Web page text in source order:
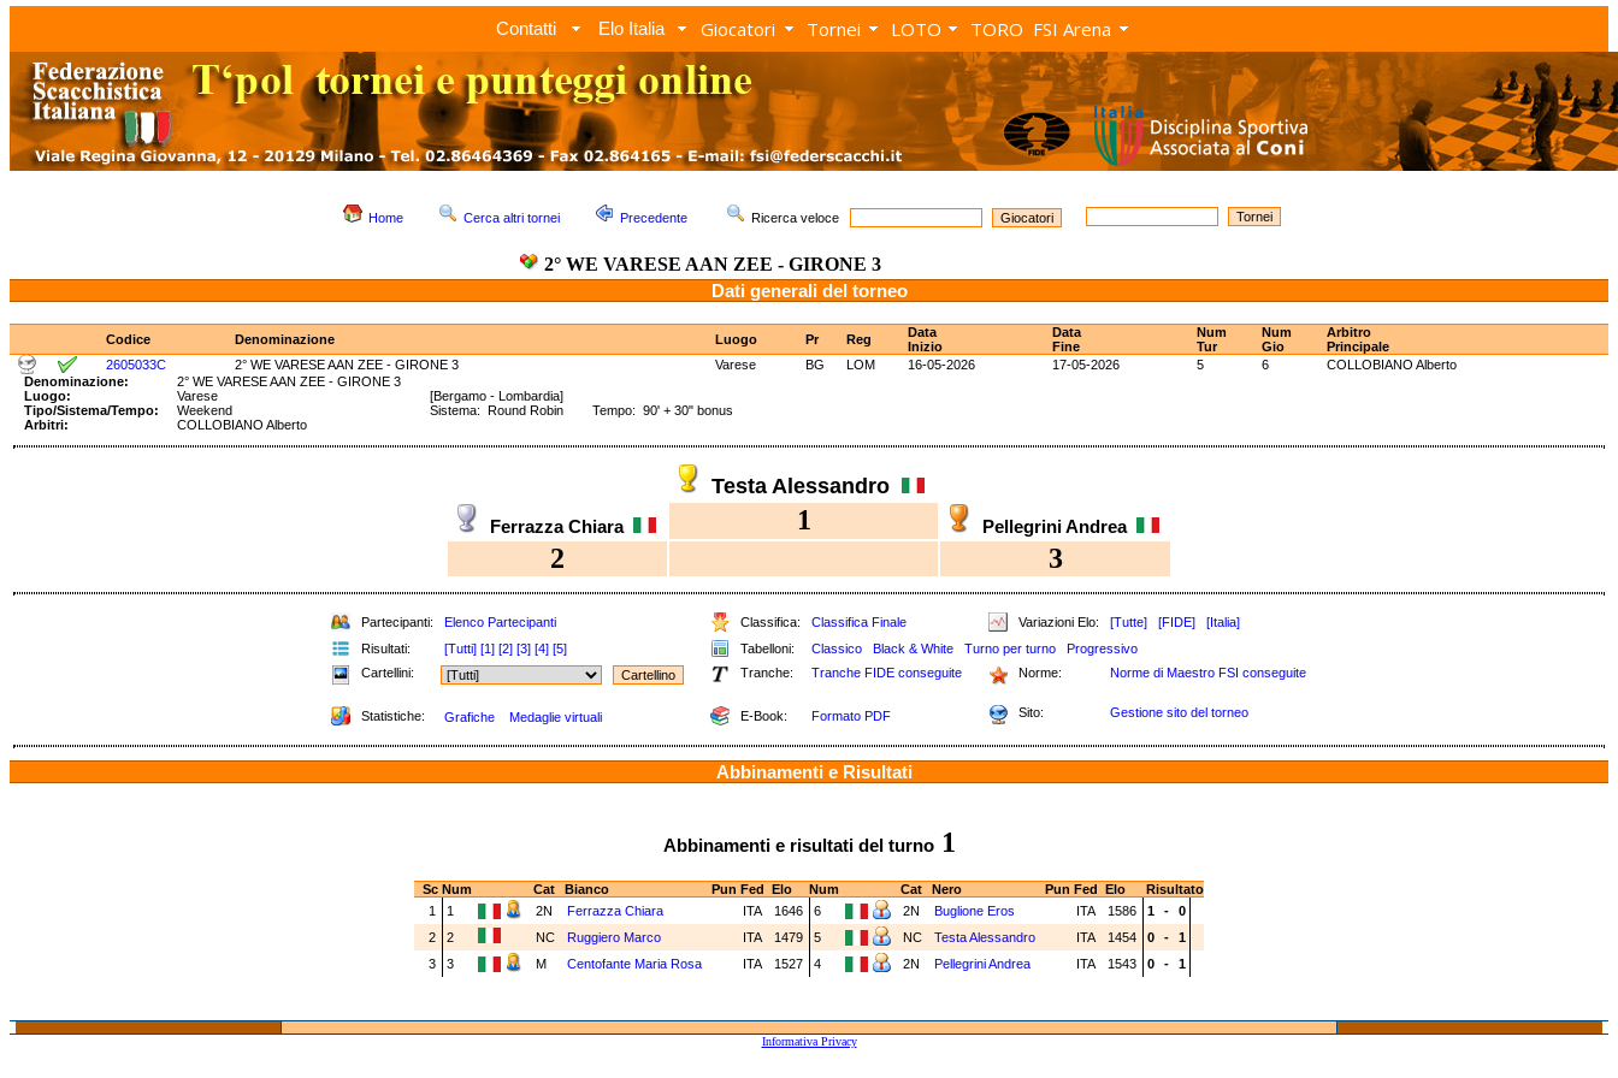
Contatti Elo Italia Giocatori Tornei LOTO TORO FSI Arena
Home Cerca altri tornei Precedente Ricerca veloce
2° WE VARESE AAN ZEE - GIRONE 3
Dati generali del torneo
Codice Denominazione Luogo Pr Reg
Data
Inizio
Data
Fine
Num
Tur
Num
Gio
Arbitro
Principale
2605033C
2° WE VARESE AAN ZEE - GIRONE 3 Varese BG LOM 16-05-2026 17-05-2026 5 6
COLLOBIANO Alberto
Denominazione:
2° WE VARESE AAN ZEE - GIRONE 3
Luogo:
Varese
[Bergamo - Lombardia]
Tipo/Sistema/Tempo:
Weekend
Sistema: Round Robin Tempo: 90' + 30" bonus
Arbitri:
COLLOBIANO Alberto
Testa Alessandro
Ferrazza Chiara 1 Pellegrini Andrea
2 3
Partecipanti: Elenco Partecipanti Classifica: Classifica Finale Variazioni Elo: [Tutte] [FIDE]
[Italia]
Risultati:
[Tutti] [1] [2] [3] [4] [5] Tabelloni: Classico Black & White Turno per turno
Progressivo
Cartellini:
Tranche: Tranche FIDE conseguite Norme: Norme di Maestro FSI conseguite
Statistiche: Grafiche Medaglie virtuali E-Book: Formato PDF Sito: Gestione sito del torneo
Abbinamenti e Risultati
Abbinamenti e risultati del turno1
Sc Num Cat Bianco Pun Fed Elo Num Cat Nero Pun Fed Elo
Risultato
1
1 2N Ferrazza Chiara ITA 1646 6 2N Buglione Eros ITA 1586 1 -
0
2
2 NC Ruggiero Marco ITA 1479 5 NC Testa Alessandro ITA 1454 0 -
1
3
3 M Centofante Maria Rosa ITA 1527 4 2N Pellegrini Andrea ITA 1543 0 - 1
Informativa Privacy